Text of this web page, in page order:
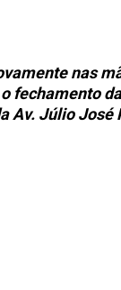
nas
fechamento
Júlio José